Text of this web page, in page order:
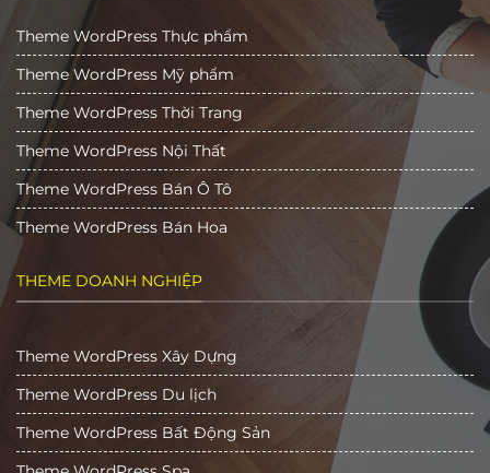
Theme WordPress Thực phẩm
Theme WordPress Mỹ phẩm
Theme WordPress Thời Trang
Theme WordPress Nội Thất
Theme WordPress Bán Ô Tô
Theme WordPress Bán Hoa
THEME DOANH NGHIỆP
Theme WordPress Xây Dựng
Theme WordPress Du lịch
Theme WordPress Bất Động Sản